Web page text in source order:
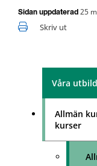
Våra
Allmän
kurser
Sidan uppdaterad 25
Skriv ut